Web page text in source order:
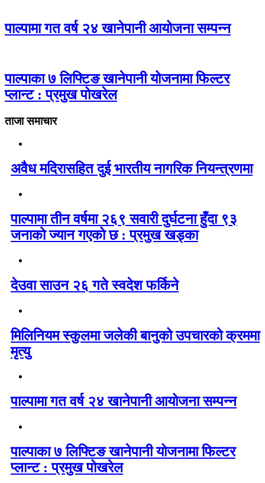
पाल्पामा गत वर्ष २४ खानेपानी आयोजना सम्पन्न
पाल्पाका ७ लिफ्टिङ खानेपानी योजनामा फिल्टर
प्लान्ट : प्रमुख पोखरेल
ताजा समाचार
अवैध मदिरासहित दुई भारतीय नागरिक नियन्त्रणमा
पाल्पामा तीन वर्षमा २६९ सवारी दुर्घटना हुँदा ९३
जनाको ज्यान गएको छ : प्रमुख खड्का
देउवा साउन २६ गते स्वदेश फर्किने
मिलिनियम स्कुलमा जलेकी बानुको उपचारको क्रममा
मृत्यु
पाल्पामा गत वर्ष २४ खानेपानी आयोजना सम्पन्न
पाल्पाका ७ लिफ्टिङ खानेपानी योजनामा फिल्टर
प्लान्ट : प्रमुख पोखरेल